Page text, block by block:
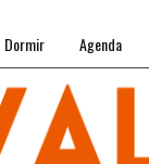
Dormir Agenda